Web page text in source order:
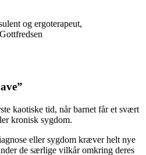
og ergoterapeut,
kaotiske tid, når barnet får et svært
kronisk sygdom.
eller sygdom kræver helt nye
de særlige vilkår omkring deres